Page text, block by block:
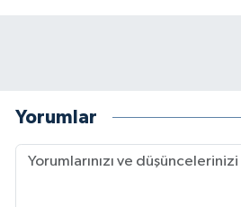
Yorumlar